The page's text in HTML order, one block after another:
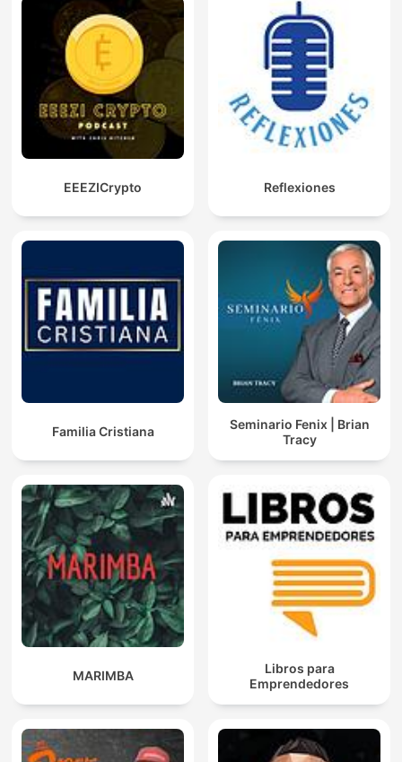
EEEZICrypto Reflexiones
Familia Cristiana
Seminario Fenix | Brian
Tracy
MARIMBA
Libros para
Emprendedores